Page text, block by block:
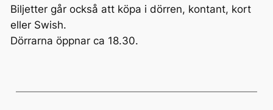
Biljetter går också att köpa i dörren, kontant, kort
eller Swish.
Dörrarna öppnar ca 18.30.